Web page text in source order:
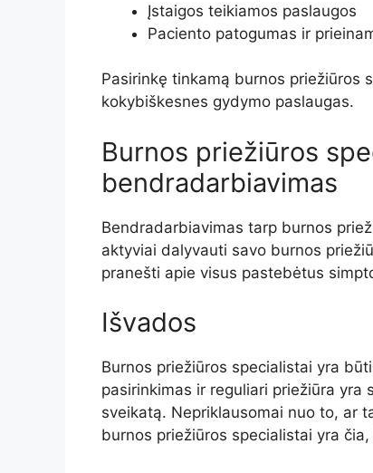
Įstaigos teikiamos paslaugos
Paciento patogumas ir
Pasirinkę tinkamą burnos priežiūros
kokybiškesnes gydymo paslaugas.
Burnos priežiūros
bendradarbiavimas
Bendradarbiavimas tarp burnos
aktyviai dalyvauti savo burnos
pranešti apie visus pastebėtus
Išvados
Burnos priežiūros specialistai yra
pasirinkimas ir reguliari priežiūra yra
sveikatą. Nepriklausomai nuo to, ar
burnos priežiūros specialistai yra